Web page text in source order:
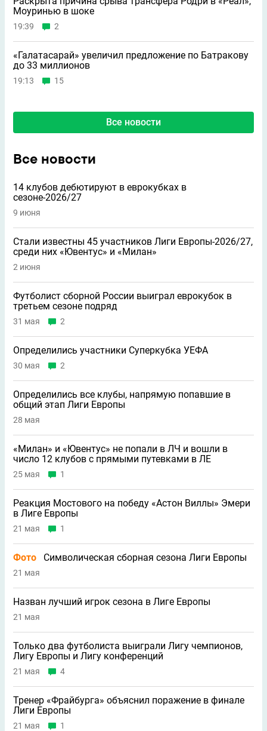
Моуринью в шоке
19:39 2
«Галатасарай» увеличил предложение по Батракову
до 33 миллионов
19:13 15
Все новости
Все новости
14 клубов дебютируют в еврокубках в
сезоне-2026/27
9 июня
Стали известны 45 участников Лиги Европы-2026/27,
среди них «Ювентус» и «Милан»
2 июня
Футболист сборной России выиграл еврокубок в
третьем сезоне подряд
31 мая 2
Определились участники Суперкубка УЕФА
30 мая 2
Определились все клубы, напрямую попавшие в
общий этап Лиги Европы
28 мая
«Милан» и «Ювентус» не попали в ЛЧ и вошли в
число 12 клубов с прямыми путевками в ЛЕ
25 мая 1
Реакция Мостового на победу «Астон Виллы» Эмери
в Лиге Европы
21 мая 1
Фото Символическая сборная сезона Лиги Европы
21 мая
Назван лучший игрок сезона в Лиге Европы
21 мая
Только два футболиста выиграли Лигу чемпионов,
Лигу Европы и Лигу конференций
21 мая 4
Тренер «Фрайбурга» объяснил поражение в финале
Лиги Европы
21 мая 1